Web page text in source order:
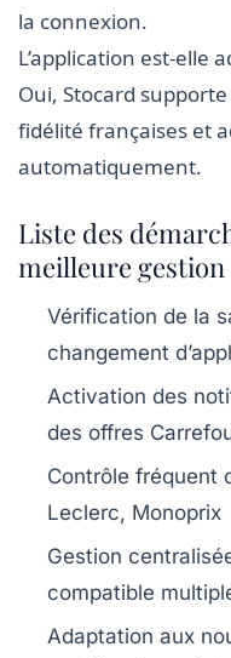
la connexion.
L’application est-elle
Oui, Stocard
fidélité françaises et
automatiquement.
Liste des
meilleure gestion
Vérification de la
changement
Activation des
des offres
Contrôle fréquent
Leclerc, Monoprix
Gestion
compatible
Adaptation aux